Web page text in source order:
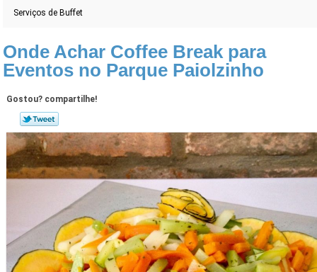
Serviços de Buffet
Onde Achar Coffee Break para
Eventos no Parque Paiolzinho
Gostou? compartilhe!